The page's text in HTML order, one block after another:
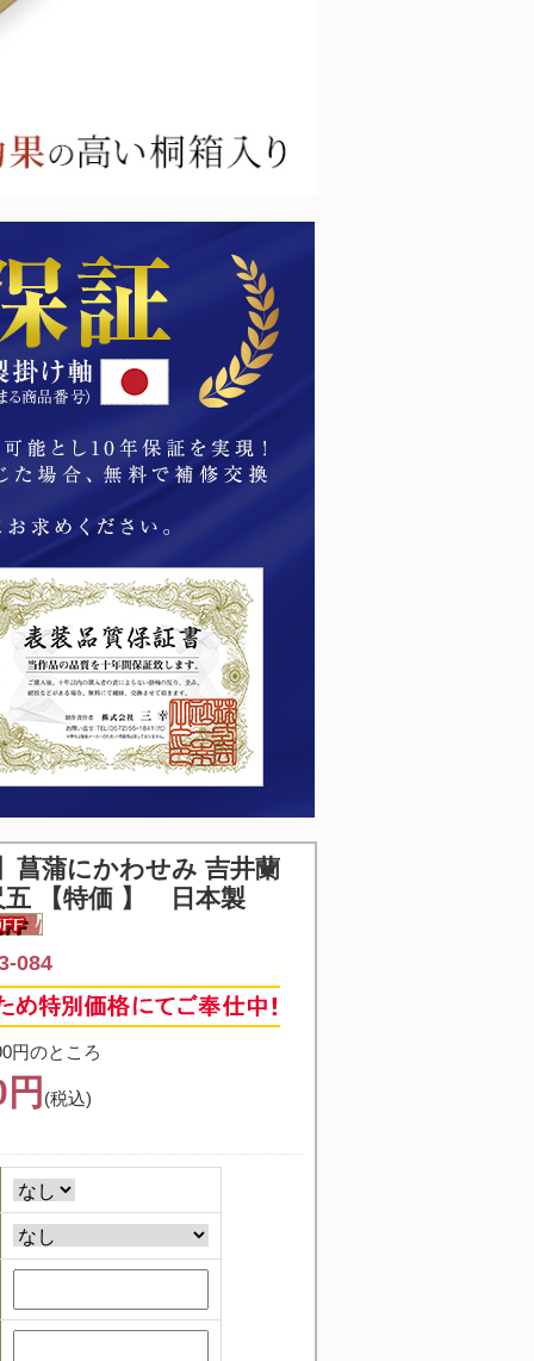
菖蒲にかわせみ 吉井蘭
五 【特価 】 日本製
084
円のところ
(税込)